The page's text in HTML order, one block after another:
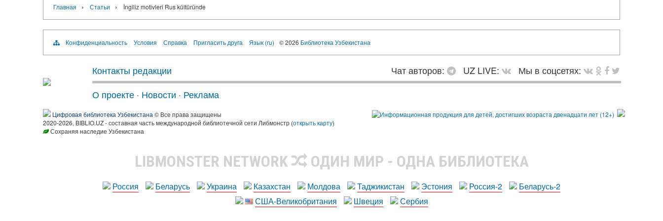
Главная › Статьи › İngiliz motivleri Rus kültüründe
Конфиденциальность Условия Справка Пригласить друга Язык (ru) © 2026 Библиотека Узбекистана
Контакты редакции Чат авторов: UZ LIVE:
Мы в соцсетях:
О проекте · Новости · Реклама
Цифровая библиотека Узбекистана © Все права защищены
2020-2026, BIBLIO.UZ - составная часть международной библиотечной сети Либмонстр (открыть карту)
Сохраняя наследие Узбекистана
LIBMONSTER NETWORK ОДИН МИР - ОДНА БИБЛИОТЕКА
Россия Беларусь Украина Казахстан Молдова Таджикистан Эстония Россия-2
Беларусь-2
США-Великобритания
Швеция Сербия